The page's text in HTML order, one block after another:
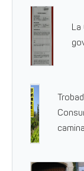
La